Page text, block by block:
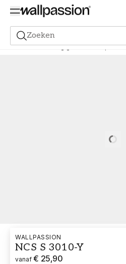
Zoeken
Verf Bestelling gebaseerd op NCS
WALLPASSION
NCS S 3010-Y
vanaf € 25,90